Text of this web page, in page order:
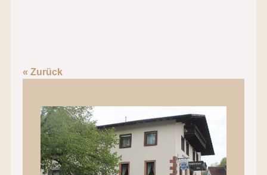
« Zurück